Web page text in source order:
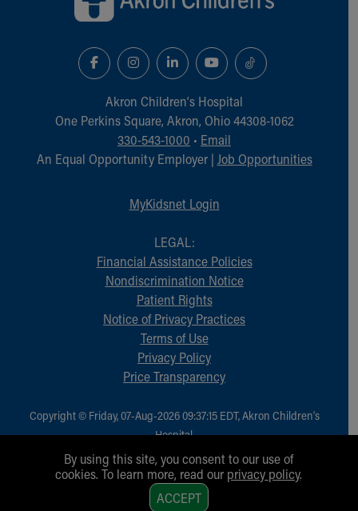
Akron Children‘s Hospital
One Perkins Square, Akron, Ohio 44308-1062
330-543-1000 • Email
An Equal Opportunity Employer | Job Opportunities
MyKidsnet Login
LEGAL:
Financial Assistance Policies
Nondiscrimination Notice
Patient Rights
Notice of Privacy Practices
Terms of Use
Privacy Policy
Price Transparency
Copyright © Friday, 07-Aug-2026 09:37:15 EDT, Akron Children‘s
Hospital.
All Rights Reserved.
By using this site, you consent to our use of
cookies. To learn more, read our privacy policy.
ACCEPT